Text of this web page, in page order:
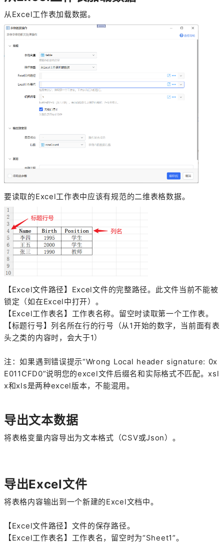
从Excel工作表加载数据。
要读取的Excel工作表中应该有规范的二维表格数据。
【Excel文件路径】Excel文件的完整路径。此文件当前不能被
锁定（如在Excel中打开）。
【Excel工作表名】工作表名称。留空时读取第一个工作表。
【标题行号】列名所在行的行号（从1开始的数字，当前面有表
头之类的内容时，会大于1）
注：如果遇到错误提示“Wrong Local header signature: 0x
E011CFD0”说明您的excel文件后缀名和实际格式不匹配。xsl
x和xls是两种excel版本，不能混用。
导出文本数据
将表格变量内容导出为文本格式（CSV或Json）。
导出Excel文件
将表格内容输出到一个新建的Excel文档中。
【Excel文件路径】文件的保存路径。
【Excel工作表名】工作表名，留空时为“Sheet1”。